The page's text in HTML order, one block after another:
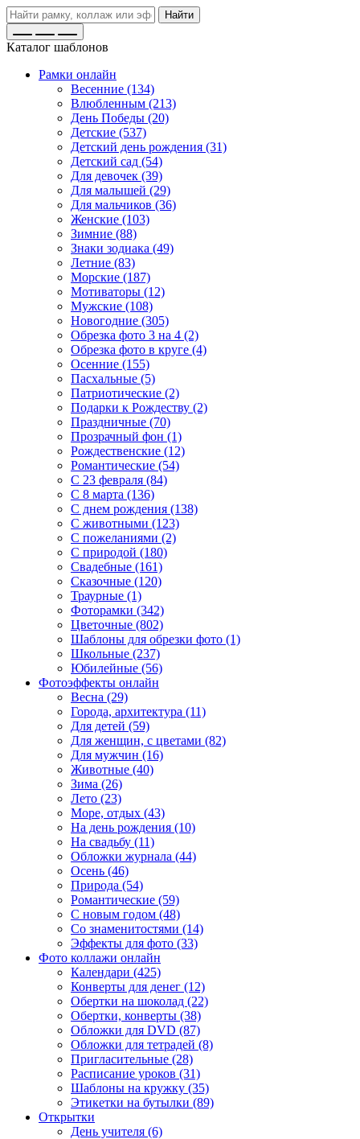
Найти
Каталог шаблонов
Рамки онлайн
Весенние (134)
Влюбленным (213)
День Победы (20)
Детские (537)
Детский день рождения (31)
Детский сад (54)
Для девочек (39)
Для малышей (29)
Для мальчиков (36)
Женские (103)
Зимние (88)
Знаки зодиака (49)
Летние (83)
Морские (187)
Мотиваторы (12)
Мужские (108)
Новогодние (305)
Обрезка фото 3 на 4 (2)
Обрезка фото в круге (4)
Осенние (155)
Пасхальные (5)
Патриотические (2)
Подарки к Рождеству (2)
Праздничные (70)
Прозрачный фон (1)
Рождественские (12)
Романтические (54)
С 23 февраля (84)
С 8 марта (136)
С днем рождения (138)
С животными (123)
С пожеланиями (2)
С природой (180)
Свадебные (161)
Сказочные (120)
Траурные (1)
Фоторамки (342)
Цветочные (802)
Шаблоны для обрезки фото (1)
Школьные (237)
Юбилейные (56)
Фотоэффекты онлайн
Весна (29)
Города, архитектура (11)
Для детей (59)
Для женщин, с цветами (82)
Для мужчин (16)
Животные (40)
Зима (26)
Лето (23)
Море, отдых (43)
На день рождения (10)
На свадьбу (11)
Обложки журнала (44)
Осень (46)
Природа (54)
Романтические (59)
С новым годом (48)
Со знаменитостями (14)
Эффекты для фото (33)
Фото коллажи онлайн
Календари (425)
Конверты для денег (12)
Обертки на шоколад (22)
Обертки, конверты (38)
Обложки для DVD (87)
Обложки для тетрадей (8)
Пригласительные (28)
Расписание уроков (31)
Шаблоны на кружку (35)
Этикетки на бутылки (89)
Открытки
День учителя (6)